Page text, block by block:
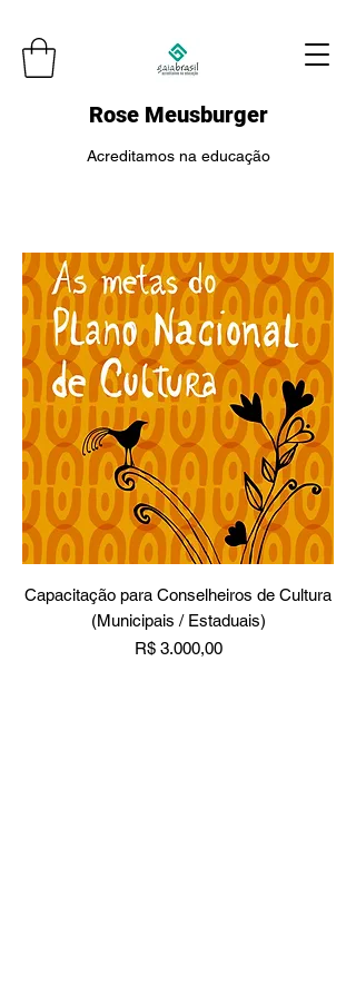
Rose Meusburger
Acreditamos na educação
Capacitação para Conselheiros de Cultura
(Municipais / Estaduais)
Preço
R$ 3.000,00